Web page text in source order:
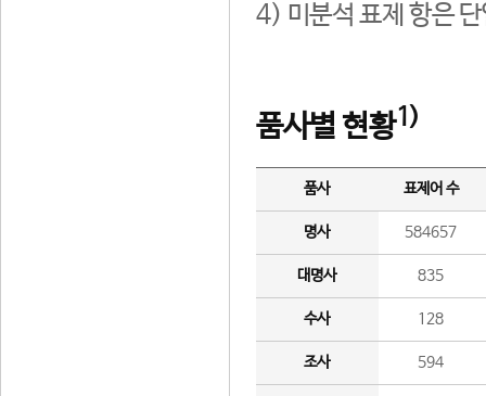
4) 미분석 표제 항은
품사별 현황1)
품사 표제어 수
명사 584657
대명사 835
수사 128
조사 594